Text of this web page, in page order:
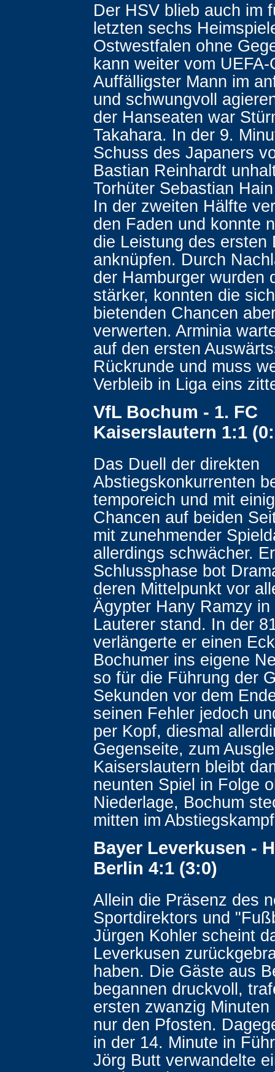
Der HSV blieb auch im
letzten sechs
Ostwestfalen ohne
kann weiter vom
Auffälligster Mann im
und schwungvoll
der Hanseaten war
Takahara. In der 9.
Schuss des Japaners
Bastian Reinhardt
Torhüter Sebastian
In der zweiten Hälfte
den Faden und konnte
die Leistung des ersten
anknüpfen. Durch
der Hamburger wurden
stärker, konnten die
bietenden Chancen
verwerten. Arminia
auf den ersten
Rückrunde und muss
Verbleib in Liga eins
VfL Bochum - 1. FC
Kaiserslautern 1:1
Das Duell der direkten
Abstiegskonkurrenten
temporeich und mit
Chancen auf beiden
mit zunehmender
allerdings schwächer.
Schlussphase bot
deren Mittelpunkt vor
Ägypter Hany Ramzy
Lauterer stand. In der
verlängerte er einen
Bochumer ins eigene
so für die Führung der
Sekunden vor dem
seinen Fehler jedoch
per Kopf, diesmal
Gegenseite, zum
Kaiserslautern bleibt
neunten Spiel in Folge
Niederlage, Bochum
mitten im
Bayer Leverkusen -
Berlin 4:1 (3:0)
Allein die Präsenz des
Sportdirektors und
Jürgen Kohler scheint
Leverkusen
haben. Die Gäste aus
begannen druckvoll,
ersten zwanzig Minuten
nur den Pfosten.
in der 14. Minute in
Jörg Butt verwandelte